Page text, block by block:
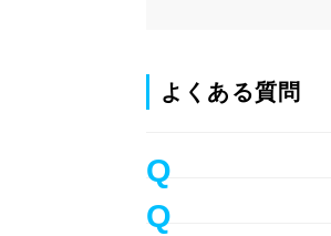
よくある質問